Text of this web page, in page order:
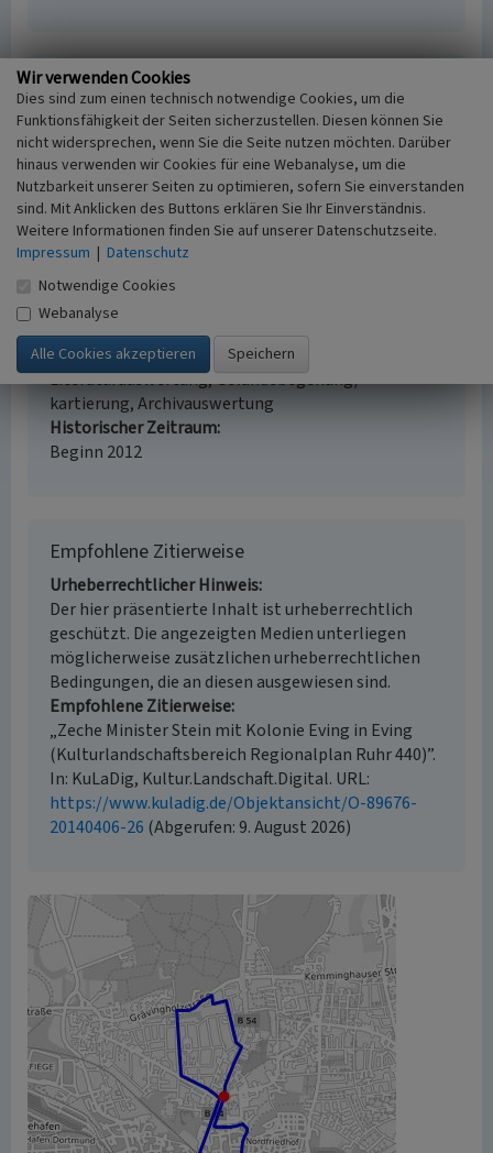
Zeche Minister Stein mit Kolonie Eving in Eving
(Kulturlandschaftsbereich Regionalplan Ruhr
440)
Schlagwörter
Kulturlandschaftsbereich Bergwerk
Arbeitersiedlung
Fachsicht(en)
Kulturlandschaftspflege, Archäologie,
Denkmalpflege, Landeskunde, Raumplanung
Erfassungsmaßstab
i.d.R. 1:25.000 (kleiner als 1:20.000)
Erfassungsmethode
Literaturauswertung, Geländebegehung/-
kartierung, Archivauswertung
Historischer Zeitraum
Beginn 2012
Empfohlene Zitierweise
Urheberrechtlicher Hinweis
Der hier präsentierte Inhalt ist urheberrechtlich
geschützt. Die angezeigten Medien unterliegen
möglicherweise zusätzlichen urheberrechtlichen
Bedingungen, die an diesen ausgewiesen sind.
Empfohlene Zitierweise
„Zeche Minister Stein mit Kolonie Eving in Eving
(Kulturlandschaftsbereich Regionalplan Ruhr 440)”.
In: KuLaDig, Kultur.Landschaft.Digital. URL:
https://www.kuladig.de/Objektansicht/O-89676-
20140406-26 (Abgerufen: 9. August 2026)
Wir verwenden Cookies
Dies sind zum einen technisch notwendige Cookies, um die
Funktionsfähigkeit der Seiten sicherzustellen. Diesen können Sie
nicht widersprechen, wenn Sie die Seite nutzen möchten. Darüber
hinaus verwenden wir Cookies für eine Webanalyse, um die
Nutzbarkeit unserer Seiten zu optimieren, sofern Sie einverstanden
sind. Mit Anklicken des Buttons erklären Sie Ihr Einverständnis.
Weitere Informationen finden Sie auf unserer Datenschutzseite.
Impressum | Datenschutz
Notwendige Cookies
Webanalyse